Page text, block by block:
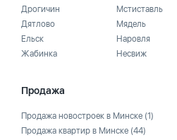
Дрогичин
Дятлово
Ельск
Жабинка
Мстиставль
Мядель
Наровля
Несвиж
Продажа
Продажа новостроек в Минске (1)
Продажа квартир в Минске (44)